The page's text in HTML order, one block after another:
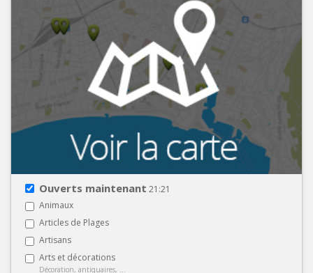
Ouverts maintenant 21:21
Animaux
Articles de Plages
Artisans
Arts et décorations
Décoration, antiquaires, ...